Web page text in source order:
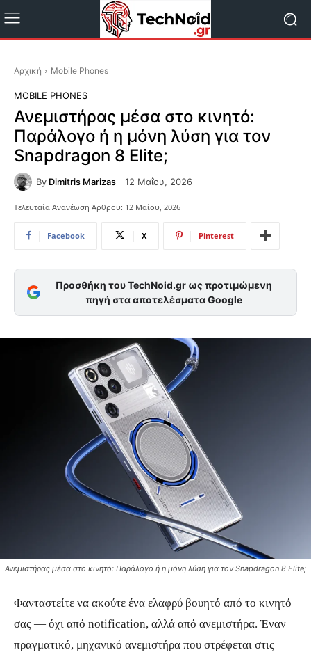
Αρχική Mobile Phones
MOBILE PHONES
Ανεμιστήρας μέσα στο κινητό:
Παράλογο ή η μόνη λύση για τον
Snapdragon 8 Elite;
By Dimitris Marizas 12 Μαΐου, 2026
Τελευταία Ανανέωση Άρθρου: 12 Μαΐου, 2026
Facebook X Pinterest
Προσθήκη του TechNoid.gr ως προτιμώμενη
πηγή στα αποτελέσματα Google
Ανεμιστήρας μέσα στο κινητό: Παράλογο ή η μόνη λύση για τον Snapdragon 8 Elite;
Φανταστείτε να ακούτε ένα ελαφρύ βουητό από το κινητό
σας — όχι από notification, αλλά από ανεμιστήρα. Έναν
πραγματικό, μηχανικό ανεμιστήρα που στρέφεται στις